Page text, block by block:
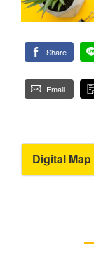
Share
Email
Digital Map